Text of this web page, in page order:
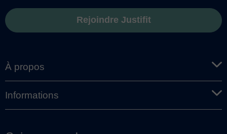
Rejoindre Justifit
À propos
Informations